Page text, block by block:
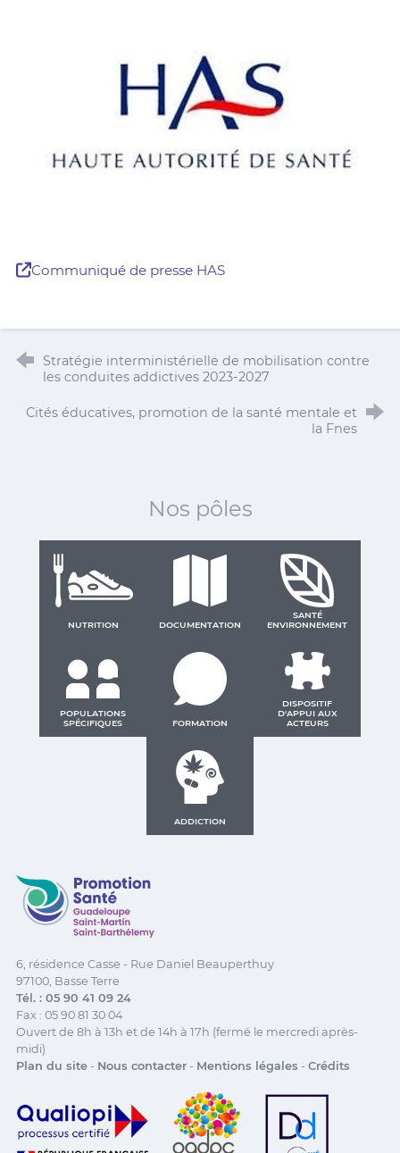
Communiqué de presse HAS
Stratégie interministérielle de mobilisation contre
les conduites addictives 2023-2027
Cités éducatives, promotion de la santé mentale et
la Fnes
Nos pôles
NUTRITION DOCUMENTATION
SANTÉ
ENVIRONNEMENT
POPULATIONS
SPÉCIFIQUES
FORMATION
DISPOSITIF
D'APPUI AUX
ACTEURS
ADDICTION
Promotion Santé Guadeloupe, Saint-Martin, Saint
6, résidence Casse - Rue Daniel Beauperthuy
97100, Basse Terre
Tél. : 05 90 41 09 24
Fax : 05 90 81 30 04
Ouvert de 8h à 13h et de 14h à 17h (fermé le mercredi après-
midi)
Plan du site- Nous contacter- Mentions légales - Crédits